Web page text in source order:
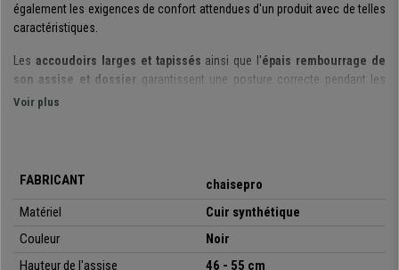
également les exigences de confort attendues d'un produit avec de telles
caractéristiques.
Les accoudoirs larges et tapissés ainsi que l'épais rembourrage de
son assise et dossier garantissent une posture correcte pendant les
heures de travail. Ces caractéristiques, accompagnées de son
exclusif. Vous pouvez l'activer en actionnant le levier vers l'extérieur de la
chaise, si vous effectuez la même action à l'inverse (levier vers
est très utile, car elle permet de choisir entre les deux options selon vos
besoins de manière à adapter totalement la chaise à vous.
Voir plus
FABRICANT
chaisepro
Matériel
Cuir synthétique
Couleur
Noir
Hauteur de l'assise
46 - 55 cm